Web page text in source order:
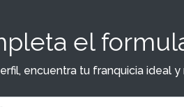
el
encuentra tu franquicia ideal